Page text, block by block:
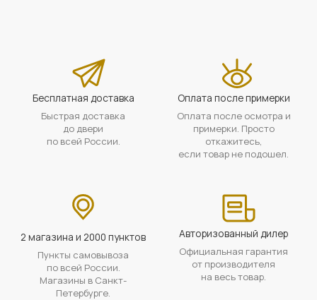
Бесплатная доставка
Быстрая доставка
до двери
по всей России.
Оплата после примерки
Оплата после осмотра и
примерки. Просто
откажитесь,
если товар не подошел.
2 магазина и 2000 пунктов
Пункты самовывоза
по всей России.
Магазины в Санкт-
Петербурге.
Авторизованный дилер
Официальная гарантия
от производителя
на весь товар.